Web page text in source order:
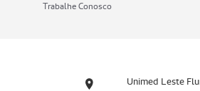
Trabalhe Conosco
Unimed Leste